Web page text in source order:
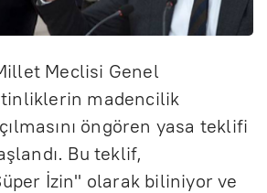
Meclisi Genel
madencilik
öngören yasa teklifi
Bu teklif,
İzin" olarak biliniyor ve